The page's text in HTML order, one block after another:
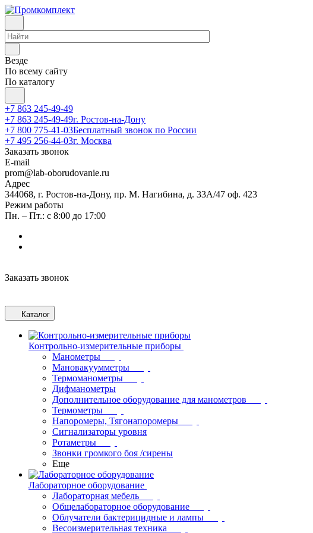
Везде
По всему сайту
По каталогу
+7 863 245-49-49
+7 863 245-49-49г. Ростов-на-Дону
+7 800 775-41-03Бесплатный звонок по России
+7 495 256-44-03г. Москва
Заказать звонок
E-mail
prom@lab-oborudovanie.ru
Адрес
344068, г. Ростов-на-Дону, пр. М. Нагибина, д. 33А/47 оф. 423
Режим работы
Пн. – Пт.: с 8:00 до 17:00
Заказать звонок
Каталог
Контрольно-измерительные приборы
Манометры
Мановакуумметры
Термоманометры
Дифманометры
Дополнительное оборудование для манометров
Термометры
Напоромеры, Тягонапоромеры
Сигнализаторы уровня
Ротаметры
Звонки громкого боя /сирены
Еще
Лабораторное оборудование
Лабораторная мебель
Общелабораторное оборудование
Облучатели бактерицидные и лампы
Весоизмерительная техника